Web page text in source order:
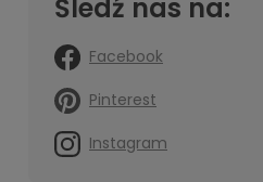
Śledź nas na:
Facebook
Pinterest
Instagram